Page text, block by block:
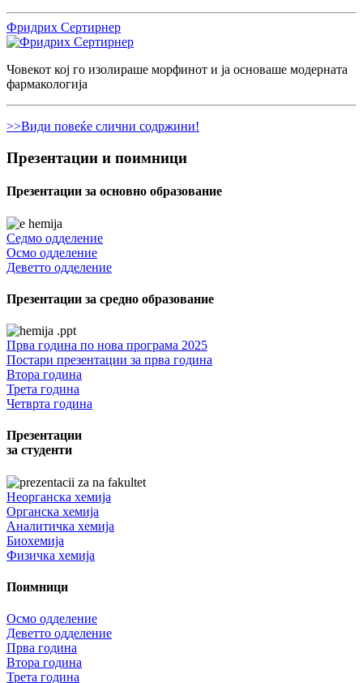
Фридрих Сертирнер
Човекот кој го изолираше морфинот и ја основаше модерната
фармакологија
>>Види повеќе слични содржини!
Презентации и поимници
Презентации за основно образование
Седмо одделение
Осмо одделение
Деветто одделение
Презентации за средно образование
Прва година по нова програма 2025
Постари презентации за прва година
Втора година
Трета година
Четврта година
Презентации
за студенти
Неорганска хемија
Органска хемија
Аналитичка хемија
Биохемија
Физичка хемија
Поимници
Осмо одделение
Деветто одделение
Прва година
Втора година
Трета година